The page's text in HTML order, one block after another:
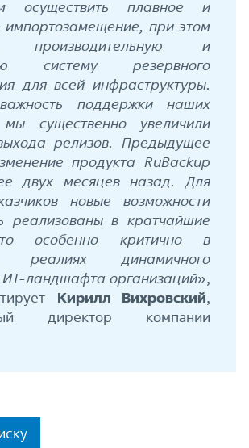
осуществить плавное и
импортозамещение, при этом
производительную и
систему резервного
для всей инфраструктуры.
поддержки наших
мы существенно увеличили
релизов. Предыдущее
продукта RuBackup
двух месяцев назад. Для
новые возможности
реализованы в кратчайшие
особенно критично в
реалиях динамичного
ИТ-ландшафта организаций»,
Кирилл Вихровский
директор компании